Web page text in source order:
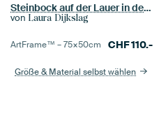
Steinbock auf der Lauer in den Bergen | Wildtierfotografie
von Laura Dijkslag
ArtFrame™ –75×50cm CHF110.-
Größe & Material selbst wählen